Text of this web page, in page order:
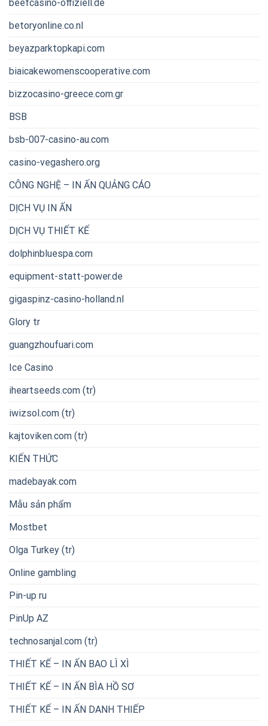
beefcasino-offiziell.de
betoryonline.co.nl
beyazparktopkapi.com
biaicakewomenscooperative.com
bizzocasino-greece.com.gr
BSB
bsb-007-casino-au.com
casino-vegashero.org
CÔNG NGHỆ – IN ẤN QUẢNG CÁO
DỊCH VỤ IN ẤN
DỊCH VỤ THIẾT KẾ
dolphinbluespa.com
equipment-statt-power.de
gigaspinz-casino-holland.nl
Glory tr
guangzhoufuari.com
Ice Casino
iheartseeds.com (tr)
iwizsol.com (tr)
kajtoviken.com (tr)
KIẾN THỨC
madebayak.com
Mẫu sản phẩm
Mostbet
Olga Turkey (tr)
Online gambling
Pin-up ru
PinUp AZ
technosanjal.com (tr)
THIẾT KẾ – IN ẤN BAO LÌ XÌ
THIẾT KẾ – IN ẤN BÌA HỒ SƠ
THIẾT KẾ – IN ẤN DANH THIẾP